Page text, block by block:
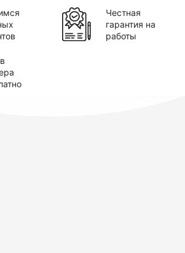
Честная
гарантия на
работы